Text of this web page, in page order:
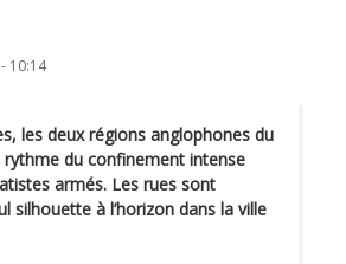
10:14
les deux régions anglophones du
du confinement intense
armés. Les rues sont
silhouette à l’horizon dans la ville